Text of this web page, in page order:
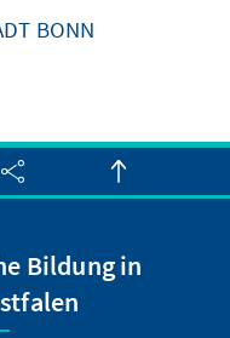
BONN
Bildung in